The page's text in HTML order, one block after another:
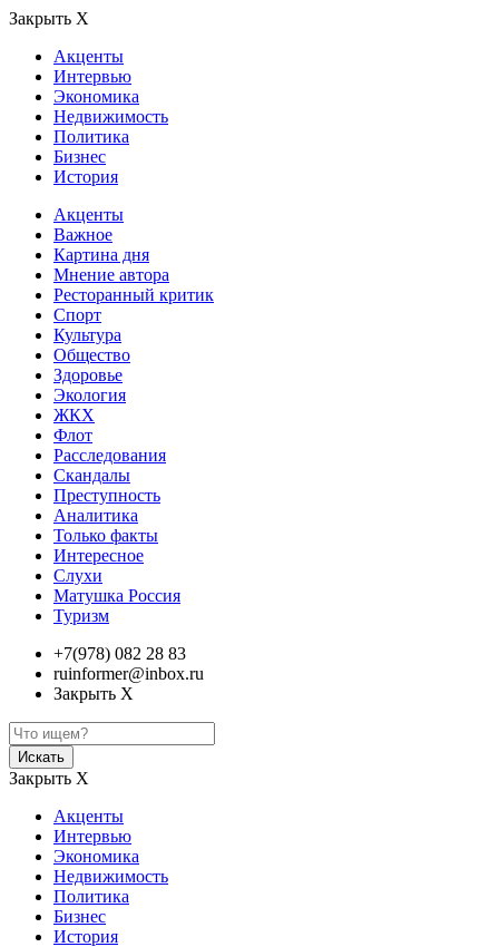
Закрыть Х
Акценты
Интервью
Экономика
Недвижимость
Политика
Бизнес
История
Акценты
Важное
Картина дня
Мнение автора
Ресторанный критик
Спорт
Культура
Общество
Здоровье
Экология
ЖКХ
Флот
Расследования
Скандалы
Преступность
Аналитика
Только факты
Интересное
Слухи
Матушка Россия
Туризм
+7(978) 082 28 83
ruinformer@inbox.ru
Закрыть Х
Искать
Закрыть Х
Акценты
Интервью
Экономика
Недвижимость
Политика
Бизнес
История